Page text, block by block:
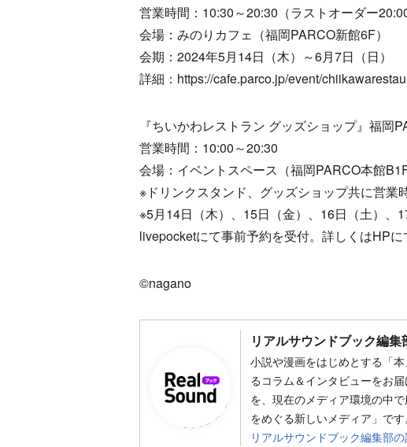
営業時間：10:30～20:30（ラストオーダー20:00
会場：みのりカフェ（福岡PARCO新館6F）
会期：2024年5月14日（木）～6月7日（日）
詳細：https://cafe.parco.jp/event/
『ちいかわレストラン グッズショップ』福岡
営業時間：10:00～20:30
会場：イベントスペース（福岡PARCO本館B1F
※ドリンクスタンド、グッズショップ共に営業
※5月14日（木）、15日（金）、16日（土）、
livepocketにて事前予約を受付。詳しくはHPに
©nagano
リアルサウンドブック編集
小説や漫画をはじめとする「
るコラム＆インタビューをお
を、現在のメディア環境の中
をめぐる新しいメディア」です。
リアルサウンドブック編集部